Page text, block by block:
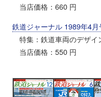
当店価格：660 円
鉄道ジャーナル 1989年4月
特集：鉄道車両のデザイ
当店価格：550 円